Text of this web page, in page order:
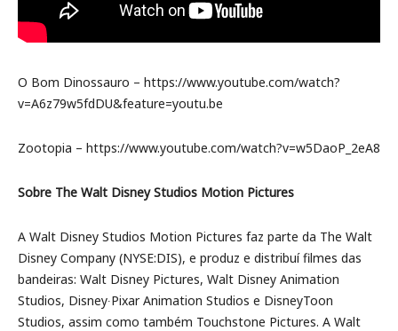
O Bom Dinossauro – https://www.youtube.com/watch?
v=A6z79w5fdDU&feature=youtu.be
Zootopia – https://www.youtube.com/watch?v=w5DaoP_2eA8
Sobre The Walt Disney Studios Motion Pictures
A Walt Disney Studios Motion Pictures faz parte da The Walt
Disney Company (NYSE:DIS), e produz e distribuí filmes das
bandeiras: Walt Disney Pictures, Walt Disney Animation
Studios, Disney∙Pixar Animation Studios e DisneyToon
Studios, assim como também Touchstone Pictures. A Walt